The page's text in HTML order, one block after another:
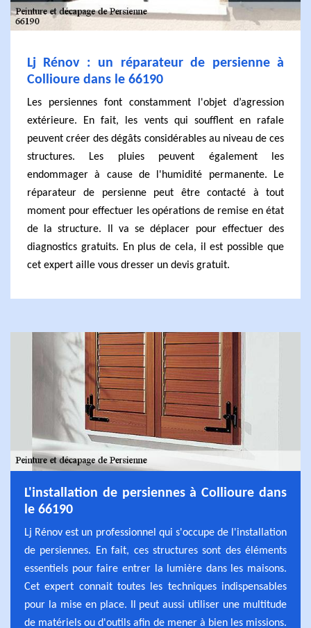
Lj Rénov : un réparateur de persienne à
Collioure dans le 66190
Les persiennes font constamment l'objet d’agression
extérieure. En fait, les vents qui soufflent en rafale
peuvent créer des dégâts considérables au niveau de ces
structures. Les pluies peuvent également les
endommager à cause de l'humidité permanente. Le
réparateur de persienne peut être contacté à tout
moment pour effectuer les opérations de remise en état
de la structure. Il va se déplacer pour effectuer des
diagnostics gratuits. En plus de cela, il est possible que
cet expert aille vous dresser un devis gratuit.
L'installation de persiennes à Collioure dans
le 66190
Lj Rénov est un professionnel qui s'occupe de l'installation
de persiennes. En fait, ces structures sont des éléments
essentiels pour faire entrer la lumière dans les maisons.
Cet expert connait toutes les techniques indispensables
pour la mise en place. Il peut aussi utiliser une multitude
de matériels ou d'outils afin de mener à bien les missions.